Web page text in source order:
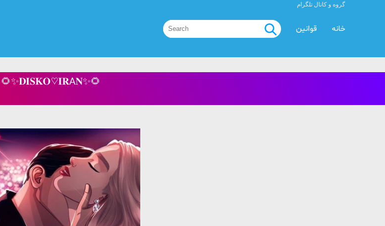
گروه و کانال تلگرام
قوانین خانه
🌻✨𝐃𝐈𝐒𝐊𝐎♡𝐈𝐑A𝐍✨🌻